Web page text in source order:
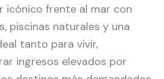
icónico frente al mar con
piscinas naturales y una
tanto para vivir,
ingresos elevados por